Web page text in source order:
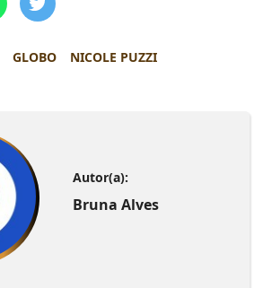
GLOBO NICOLE PUZZI
Autor(a):
Bruna Alves